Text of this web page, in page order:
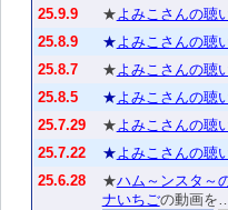
25.9.9 ★よみこさんの聴
25.8.9
★よみこさんの聴
25.8.7
★よみこさんの聴
25.8.5
★よみこさんの聴
25.7.29
★よみこさんの聴
25.7.22
★よみこさんの聴
25.6.28
★ハム～ンスタ～
ナいちごの動画を